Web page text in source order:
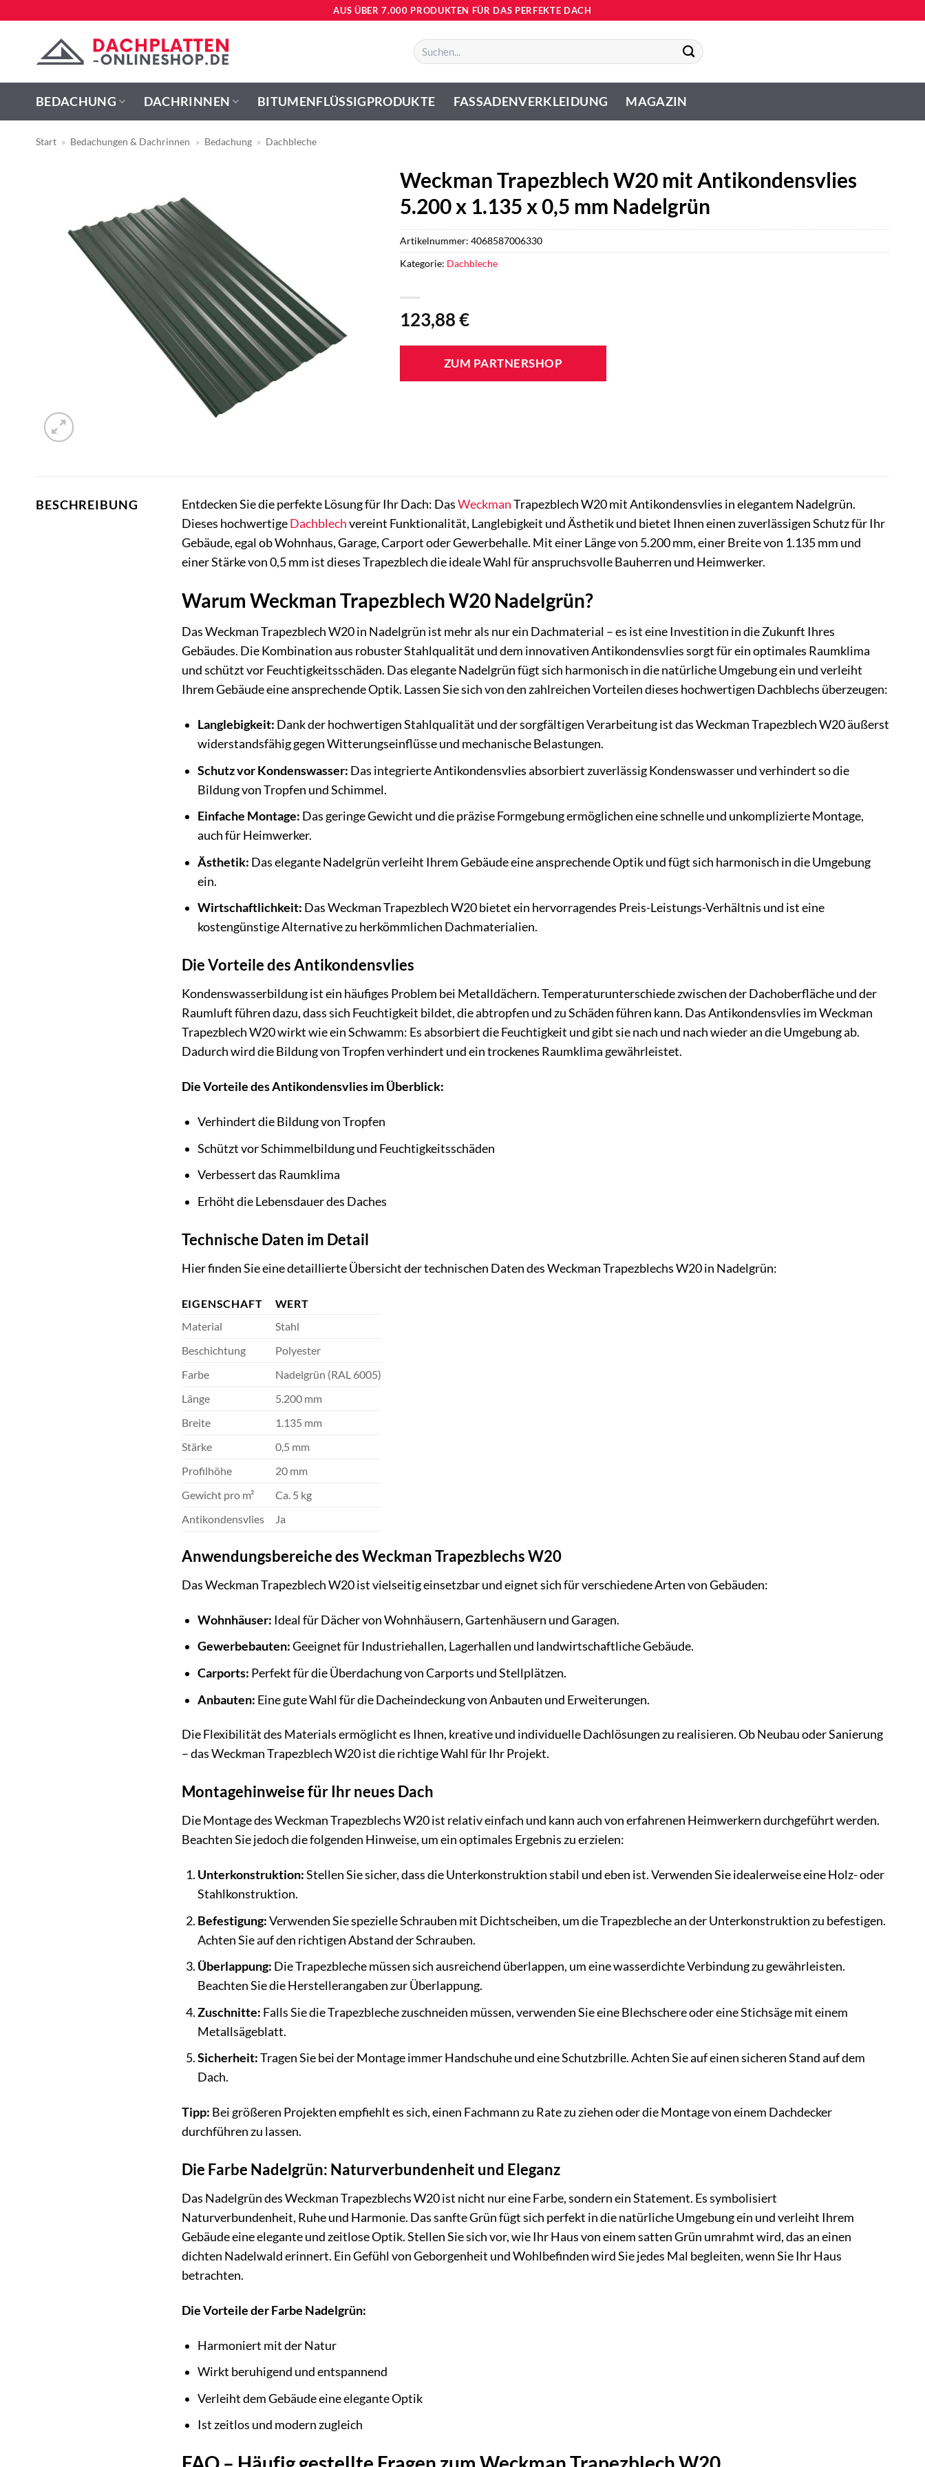
AUS ÜBER 7.000 PRODUKTEN FÜR DAS PERFEKTE DACH
Suchen
nach:
BEDACHUNG DACHRINNEN BITUMENFLÜSSIGPRODUKTE FASSADENVERKLEIDUNG MAGAZIN
Start » Bedachungen & Dachrinnen » Bedachung » Dachbleche
Weckman Trapezblech W20 mit Antikondensvlies
5.200 x 1.135 x 0,5 mm Nadelgrün
123,88€
ZUM PARTNERSHOP
Artikelnummer:4068587006330
Kategorie: Dachbleche
BESCHREIBUNG Entdecken Sie die perfekte Lösung für Ihr Dach: DasWeckmanTrapezblech W20 mit Antikondensvlies in elegantem Nadelgrün.
Dieses hochwertigeDachblechvereint Funktionalität, Langlebigkeit und Ästhetik und bietet Ihnen einen zuverlässigen Schutz für Ihr
Gebäude, egal ob Wohnhaus, Garage, Carport oder Gewerbehalle. Mit einer Länge von 5.200 mm, einer Breite von 1.135 mm und
einer Stärke von 0,5 mm ist dieses Trapezblech die ideale Wahl für anspruchsvolle Bauherren und Heimwerker.
Warum Weckman Trapezblech W20 Nadelgrün?
Das Weckman Trapezblech W20 in Nadelgrün ist mehr als nur ein Dachmaterial – es ist eine Investition in die Zukunft Ihres
Gebäudes. Die Kombination aus robuster Stahlqualität und dem innovativen Antikondensvlies sorgt für ein optimales Raumklima
und schützt vor Feuchtigkeitsschäden. Das elegante Nadelgrün fügt sich harmonisch in die natürliche Umgebung ein und verleiht
Ihrem Gebäude eine ansprechende Optik. Lassen Sie sich von den zahlreichen Vorteilen dieses hochwertigen Dachblechs überzeugen:
Langlebigkeit: Dank der hochwertigen Stahlqualität und der sorgfältigen Verarbeitung ist das Weckman Trapezblech W20 äußerst
widerstandsfähig gegen Witterungseinflüsse und mechanische Belastungen.
Schutz vor Kondenswasser: Das integrierte Antikondensvlies absorbiert zuverlässig Kondenswasser und verhindert so die
Bildung von Tropfen und Schimmel.
Einfache Montage: Das geringe Gewicht und die präzise Formgebung ermöglichen eine schnelle und unkomplizierte Montage,
auch für Heimwerker.
Ästhetik: Das elegante Nadelgrün verleiht Ihrem Gebäude eine ansprechende Optik und fügt sich harmonisch in die Umgebung
ein.
Wirtschaftlichkeit: Das Weckman Trapezblech W20 bietet ein hervorragendes Preis-Leistungs-Verhältnis und ist eine
kostengünstige Alternative zu herkömmlichen Dachmaterialien.
Die Vorteile des Antikondensvlies
Kondenswasserbildung ist ein häufiges Problem bei Metalldächern. Temperaturunterschiede zwischen der Dachoberfläche und der
Raumluft führen dazu, dass sich Feuchtigkeit bildet, die abtropfen und zu Schäden führen kann. Das Antikondensvlies im Weckman
Trapezblech W20 wirkt wie ein Schwamm: Es absorbiert die Feuchtigkeit und gibt sie nach und nach wieder an die Umgebung ab.
Dadurch wird die Bildung von Tropfen verhindert und ein trockenes Raumklima gewährleistet.
Die Vorteile des Antikondensvlies im Überblick:
Verhindert die Bildung von Tropfen
Schützt vor Schimmelbildung und Feuchtigkeitsschäden
Verbessert das Raumklima
Erhöht die Lebensdauer des Daches
Technische Daten im Detail
Hier finden Sie eine detaillierte Übersicht der technischen Daten des Weckman Trapezblechs W20 in Nadelgrün:
EIGENSCHAFT
WERT
Material
Stahl
Beschichtung
Polyester
Farbe
Nadelgrün (RAL 6005)
Länge
5.200 mm
Breite
1.135 mm
Stärke
0,5 mm
Profilhöhe
20 mm
Gewicht pro m²
Ca. 5 kg
Antikondensvlies
Ja
Anwendungsbereiche des Weckman Trapezblechs W20
Das Weckman Trapezblech W20 ist vielseitig einsetzbar und eignet sich für verschiedene Arten von Gebäuden:
Wohnhäuser: Ideal für Dächer von Wohnhäusern, Gartenhäusern und Garagen.
Gewerbebauten:Geeignet für Industriehallen, Lagerhallen und landwirtschaftliche Gebäude.
Carports: Perfekt für die Überdachung von Carports und Stellplätzen.
Anbauten: Eine gute Wahl für die Dacheindeckung von Anbauten und Erweiterungen.
Die Flexibilität des Materials ermöglicht es Ihnen, kreative und individuelle Dachlösungen zu realisieren. Ob Neubau oder Sanierung
– das Weckman Trapezblech W20 ist die richtige Wahl für Ihr Projekt.
Montagehinweise für Ihr neues Dach
Die Montage des Weckman Trapezblechs W20 ist relativ einfach und kann auch von erfahrenen Heimwerkern durchgeführt werden.
Beachten Sie jedoch die folgenden Hinweise, um ein optimales Ergebnis zu erzielen:
Unterkonstruktion:Stellen Sie sicher, dass die Unterkonstruktion stabil und eben ist. Verwenden Sie idealerweise eine Holz- oder
Stahlkonstruktion.
Befestigung:Verwenden Sie spezielle Schrauben mit Dichtscheiben, um die Trapezbleche an der Unterkonstruktion zu befestigen.
Achten Sie auf den richtigen Abstand der Schrauben.
Überlappung: Die Trapezbleche müssen sich ausreichend überlappen, um eine wasserdichte Verbindung zu gewährleisten.
Beachten Sie die Herstellerangaben zur Überlappung.
Zuschnitte: Falls Sie die Trapezbleche zuschneiden müssen, verwenden Sie eine Blechschere oder eine Stichsäge mit einem
Metallsägeblatt.
Sicherheit:Tragen Sie bei der Montage immer Handschuhe und eine Schutzbrille. Achten Sie auf einen sicheren Stand auf dem
Dach.
Tipp: Bei größeren Projekten empfiehlt es sich, einen Fachmann zu Rate zu ziehen oder die Montage von einem Dachdecker
durchführen zu lassen.
Die Farbe Nadelgrün: Naturverbundenheit und Eleganz
Das Nadelgrün des Weckman Trapezblechs W20 ist nicht nur eine Farbe, sondern ein Statement. Es symbolisiert
Naturverbundenheit, Ruhe und Harmonie. Das sanfte Grün fügt sich perfekt in die natürliche Umgebung ein und verleiht Ihrem
Gebäude eine elegante und zeitlose Optik. Stellen Sie sich vor, wie Ihr Haus von einem satten Grün umrahmt wird, das an einen
dichten Nadelwald erinnert. Ein Gefühl von Geborgenheit und Wohlbefinden wird Sie jedes Mal begleiten, wenn Sie Ihr Haus
betrachten.
Die Vorteile der Farbe Nadelgrün:
Harmoniert mit der Natur
Wirkt beruhigend und entspannend
Verleiht dem Gebäude eine elegante Optik
Ist zeitlos und modern zugleich